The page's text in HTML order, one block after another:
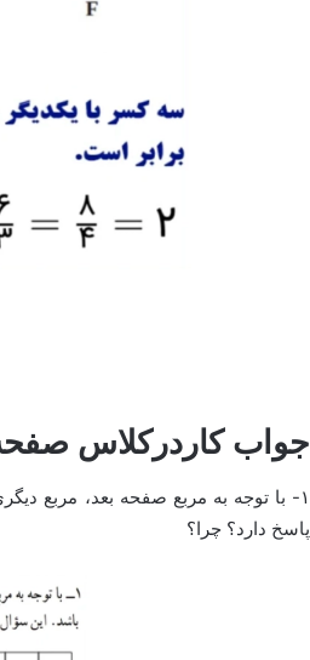
جواب کاردرکلاس صفحه ۵۶ ریاضی
پاسخ دارد؟ چرا؟